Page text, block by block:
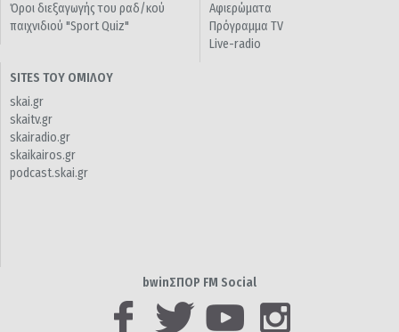
Όροι διεξαγωγής του ραδ/κού
παιχνιδιού "Sport Quiz"
Αφιερώματα
Πρόγραμμα TV
Live-radio
SITES ΤΟΥ ΟΜΙΛΟΥ
skai.gr
skaitv.gr
skairadio.gr
skaikairos.gr
podcast.skai.gr
bwinΣΠΟΡ FM Social